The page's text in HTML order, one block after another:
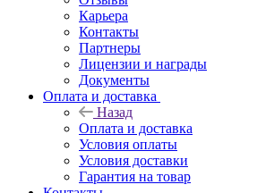
Карьера
Контакты
Партнеры
Лицензии и награды
Документы
Оплата и доставка
Назад
Оплата и доставка
Условия оплаты
Условия доставки
Гарантия на товар